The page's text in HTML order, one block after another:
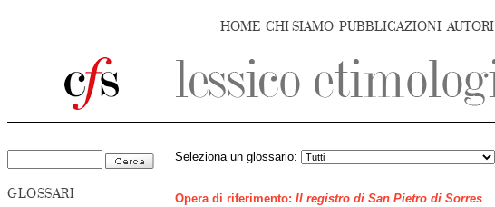
HOME CHI SIAMO PUBBLICAZIONI AUTORI
GLOSSARI
Seleziona un glossario:
Opera di riferimento: Il registro di San Pietro di Sorres